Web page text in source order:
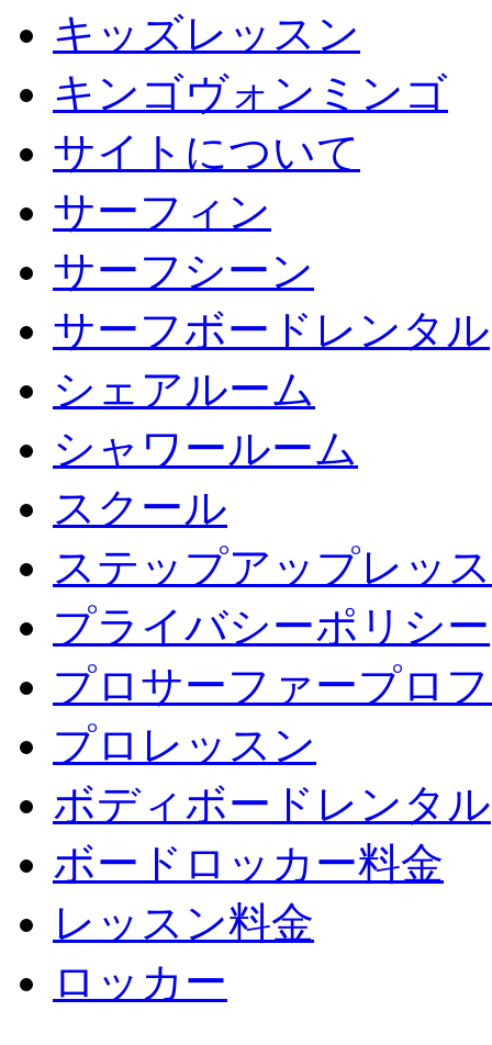
キッズレッスン
キンゴヴォンミンゴ
サイトについて
サーフィン
サーフシーン
サーフボードレンタル
シェアルーム
シャワールーム
スクール
ステップアップレッ
プライバシーポリシー
プロサーファープロ
プロレッスン
ボディボードレンタル
ボードロッカー料金
レッスン料金
ロッカー